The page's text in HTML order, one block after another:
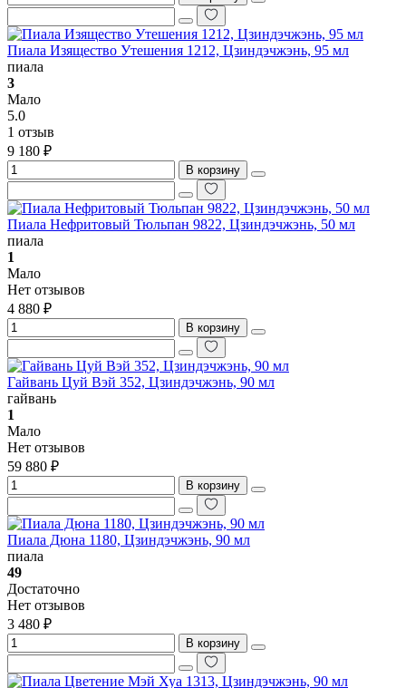
Пиала Изящество Утешения 1212, Цзиндэчжэнь, 95 мл
пиала
3
Мало
5.0
1 отзыв
9 180 ₽
В корзину
Пиала Нефритовый Тюльпан 9822, Цзиндэчжэнь, 50 мл
пиала
1
Мало
Нет отзывов
4 880 ₽
В корзину
Гайвань Цуй Вэй 352, Цзиндэчжэнь, 90 мл
гайвань
1
Мало
Нет отзывов
59 880 ₽
В корзину
Пиала Дюна 1180, Цзиндэчжэнь, 90 мл
пиала
49
Достаточно
Нет отзывов
3 480 ₽
В корзину